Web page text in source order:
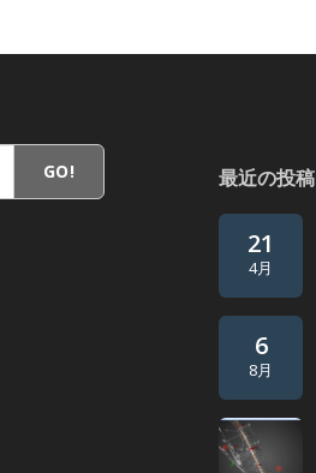
GO! 最近の投稿
21
4月
6
8月